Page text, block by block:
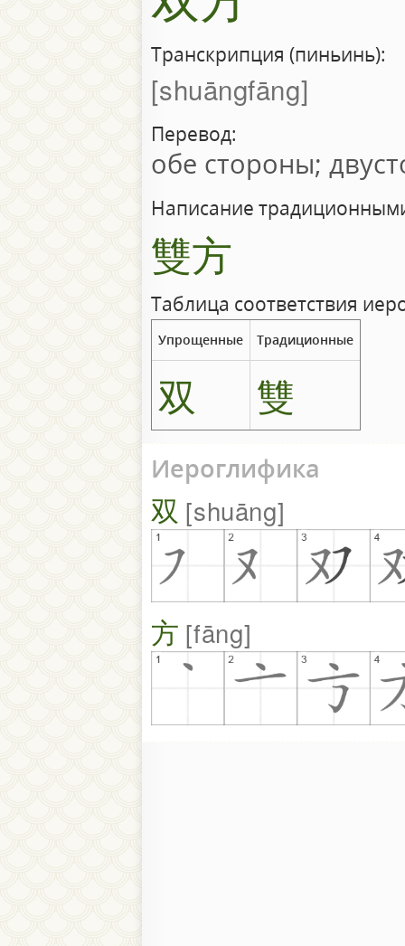
Транскрипция (пиньинь):
shuāngfāng
Перевод:
обе стороны;
Написание
雙方
Таблица соответствия
Упрощенные Традиционные
双 雙
Иероглифика
双 shuāng
方 fāng